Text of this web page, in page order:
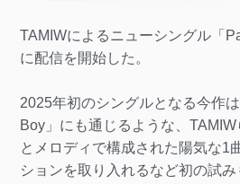
TAMIWによるニューシングル「
に配信を開始した。
2025年初のシングルとなる今作
Boy」にも通じるような、
とメロディで構成された陽気な1
ションを取り入れるなど初の試み